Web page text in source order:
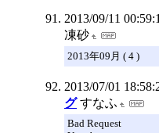
2013/09/11
凍砂
2013年09月 ( 4 )
2013/07/01
グ すなふ
Bad Request